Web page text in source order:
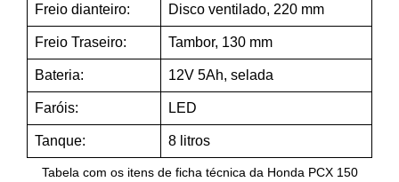
Freio dianteiro: Disco ventilado, 220 mm
Freio Traseiro: Tambor, 130 mm
Bateria: 12V 5Ah, selada
Faróis: LED
Tanque: 8 litros
Tabela com os itens de ficha técnica da Honda PCX 150